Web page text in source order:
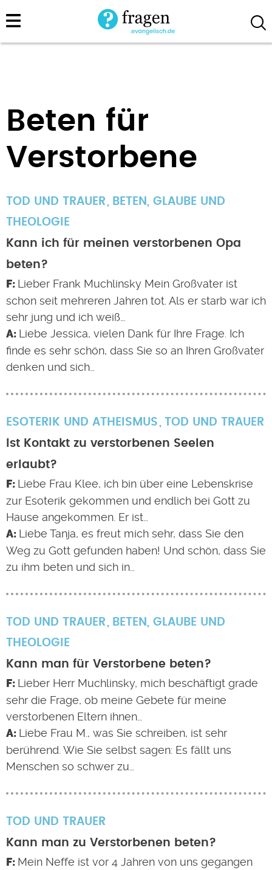
Direkt
zum
Beten für
Verstorbene
TOD UND TRAUER BETEN , GLAUBE UND
THEOLOGIE
Kann ich für meinen verstorbenen Opa
beten?
Lieber Frank Muchlinsky Mein Großvater ist
schon seit mehreren Jahren tot. Als er starb war ich
sehr jung und ich weiß…
Liebe Jessica, vielen Dank für Ihre Frage. Ich
finde es sehr schön, dass Sie so an Ihren Großvater
denken und sich…
ESOTERIK UND ATHEISMUS
TOD UND TRAUER
Ist Kontakt zu verstorbenen Seelen
erlaubt?
Liebe Frau Klee, ich bin über eine Lebenskrise
zur Esoterik gekommen und endlich bei Gott zu
Hause angekommen. Er ist…
Liebe Tanja, es freut mich sehr, dass Sie den
Weg zu Gott gefunden haben! Und schön, dass Sie
zu ihm beten und sich in…
TOD UND TRAUER BETEN , GLAUBE UND
THEOLOGIE
Kann man für Verstorbene beten?
Lieber Herr Muchlinsky, mich beschäftigt grade
sehr die Frage, ob meine Gebete für meine
verstorbenen Eltern ihnen…
Liebe Frau M., was Sie schreiben, ist sehr
berührend. Wie Sie selbst sagen: Es fällt uns
Menschen so schwer zu…
TOD UND TRAUER
Kann man zu Verstorbenen beten?
Mein Neffe ist vor 4 Jahren von uns gegangen